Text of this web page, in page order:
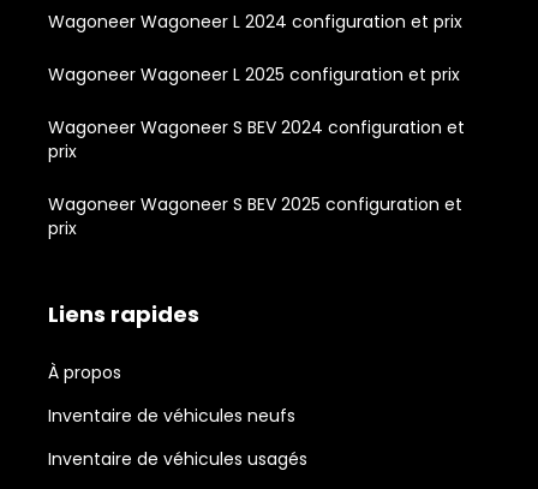
Wagoneer Wagoneer L 2024 configuration et prix
Wagoneer Wagoneer L 2025 configuration et prix
Wagoneer Wagoneer S BEV 2024 configuration et
prix
Wagoneer Wagoneer S BEV 2025 configuration et
prix
Liens rapides
À propos
Inventaire de véhicules neufs
Inventaire de véhicules usagés